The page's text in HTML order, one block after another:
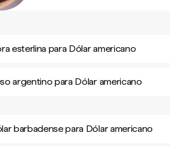
esterlina para Dólar americano
argentino para Dólar americano
barbadense para Dólar americano